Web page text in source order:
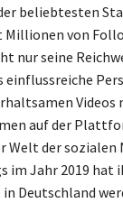
beliebtesten
Millionen von
nur seine
einflussreiche
Videos
auf der
Welt der sozialen
im Jahr 2019 hat
Deutschland